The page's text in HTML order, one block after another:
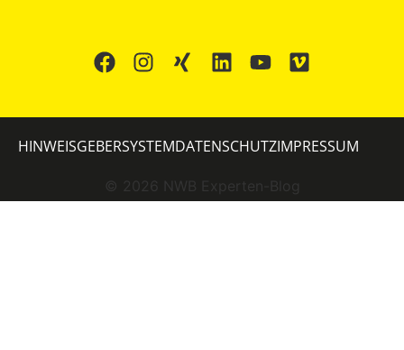
© 2026 NWB Experten-Blog
HINWEISGEBERSYSTEMDATENSCHUTZIMPRESSUM